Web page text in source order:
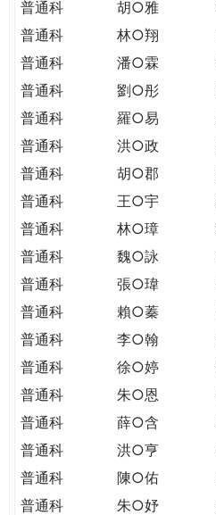
普通科 胡○雅
普通科
林○翔
普通科
潘○霖
普通科
劉○彤
普通科
羅○易
普通科
洪○政
普通科
胡○郡
普通科
王○宇
普通科
林○璋
普通科
魏○詠
普通科
張○瑋
普通科
賴○蓁
普通科
李○翰
普通科
徐○婷
普通科
朱○恩
普通科
薛○含
普通科
洪○亨
普通科
陳○佑
普通科
朱○妤